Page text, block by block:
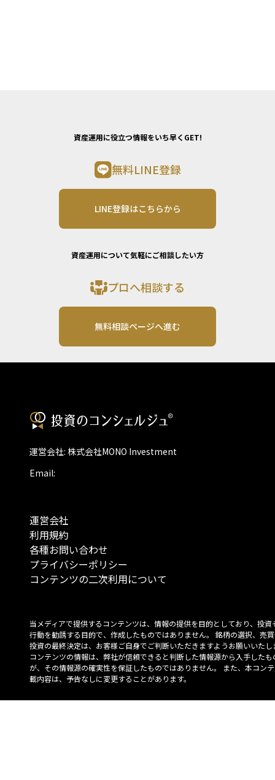
資産運用に役立つ情報をいち早くGET!
無料LINE登録
LINE登録はこちらから
資産運用について気軽にご相談したい方
プロへ相談する
無料相談ページへ進む
運営会社: 株式会社MONO Investment
Email:
運営会社
利用規約
各種お問い合わせ
プライバシーポリシー
コンテンツの二次利用について
当メディアで提供するコンテンツは、情報の提供を目的としており、投資
行動を勧誘する目的で、作成したものではありません。 銘柄の選択、売
投資の最終決定は、お客様ご自身でご判断いただきますようお願いいたし
コンテンツの情報は、弊社が信頼できると判断した情報源から入手したも
が、その情報源の確実性を保証したものではありません。 また、本コン
載内容は、予告なしに変更することがあります。